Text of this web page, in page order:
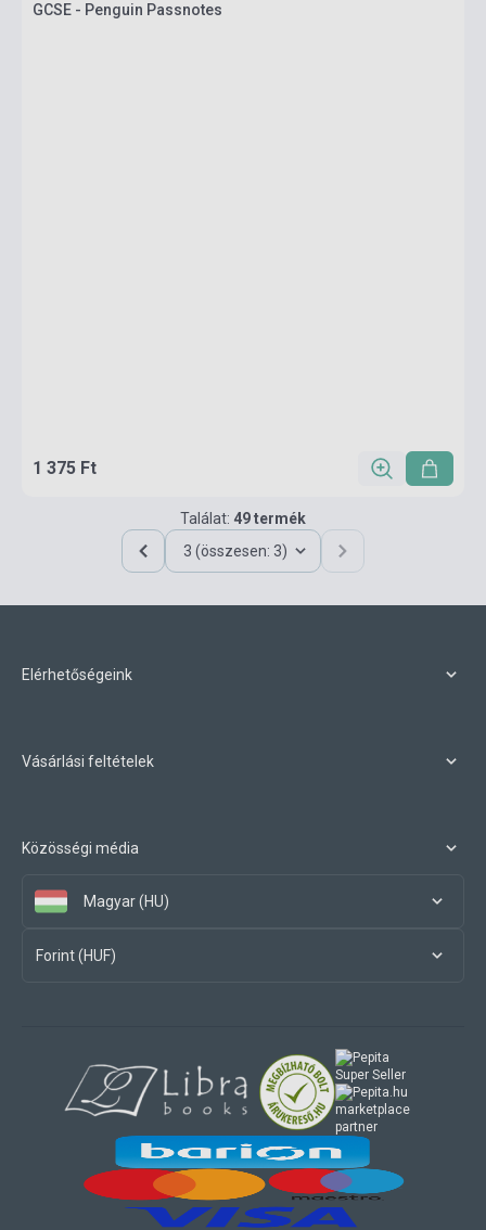
GCSE - Penguin Passnotes
1 375 Ft
Találat: 49 termék
3 (összesen: 3)
Elérhetőségeink
Vásárlási feltételek
Közösségi média
Magyar (HU)
Forint (HUF)
marketplace
partner